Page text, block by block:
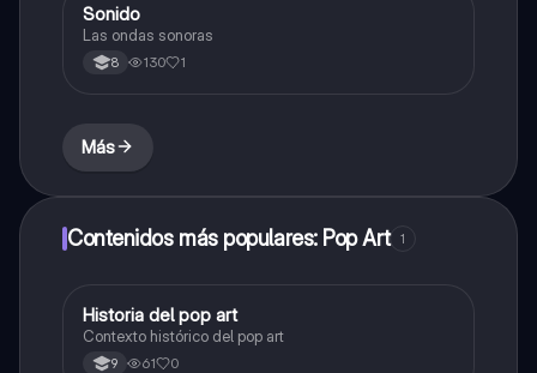
Música
Sonido
Las ondas sonoras
8 130 1
Más
Contenidos más populares: Pop Art 1
Sociales/Historia
Historia del pop art
Contexto histórico del pop art
9 61 0